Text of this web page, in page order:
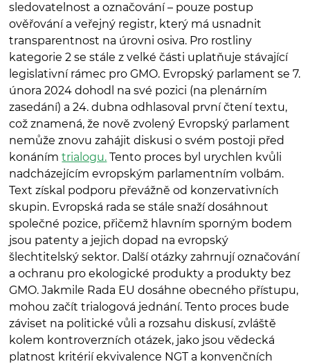
sledovatelnost a označování – pouze postup
ověřování a veřejný registr, který má usnadnit
transparentnost na úrovni osiva. Pro rostliny
kategorie 2 se stále z velké části uplatňuje stávající
legislativní rámec pro GMO. Evropský parlament se 7.
února 2024 dohodl na své pozici (na plenárním
zasedání) a 24. dubna odhlasoval první čtení textu,
což znamená, že nově zvolený Evropský parlament
nemůže znovu zahájit diskusi o svém postoji před
konánímtrialogu. Tento proces byl urychlen kvůli
nadcházejícím evropským parlamentním volbám.
Text získal podporu převážně od konzervativních
skupin. Evropská rada se stále snaží dosáhnout
společné pozice, přičemž hlavním sporným bodem
jsou patenty a jejich dopad na evropský
šlechtitelský sektor. Další otázky zahrnují označování
a ochranu pro ekologické produkty a produkty bez
GMO. Jakmile Rada EU dosáhne obecného přístupu,
mohou začít trialogová jednání. Tento proces bude
záviset na politické vůli a rozsahu diskusí, zvláště
kolem kontroverzních otázek, jako jsou vědecká
platnost kritérií ekvivalence NGT a konvenčních